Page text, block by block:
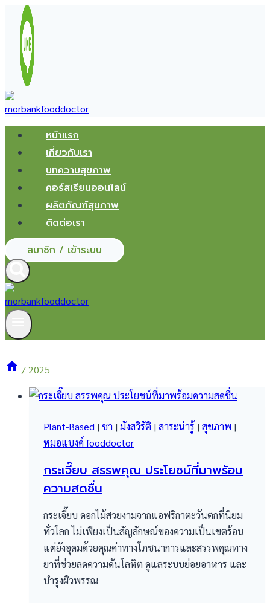
content
หน้าแรก
เกี่ยวกับเรา
บทความสุขภาพ
คอร์สเรียนออนไลน์
ผลิตภัณฑ์สุขภาพ
ติดต่อเรา
สมาชิก / เข้าระบบ
/ 2025
Plant-Based | ชา | มังสวิรัติ | สาระน่ารู้ | สุขภาพ |
หมอแบงค์ fooddoctor
กระเจี๊ยบ สรรพคุณ ประโยชน์ที่มาพร้อม
ความสดชื่น
กระเจี๊ยบ ดอกไม้สวยงามจากแอฟริกาตะวันตกที่นิยม
ทั่วโลก ไม่เพียงเป็นสัญลักษณ์ของความเป็นเขตร้อน
แต่ยังอุดมด้วยคุณค่าทางโภชนาการและสรรพคุณทาง
ยาที่ช่วยลดความดันโลหิต ดูแลระบบย่อยอาหาร และ
บำรุงผิวพรรณ